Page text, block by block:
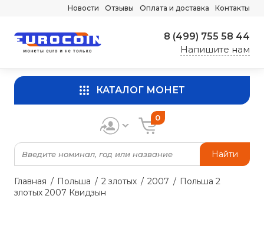
Новости Отзывы Оплата и доставка Контакты
8 (499) 755 58 44
Напишите нам
КАТАЛОГ МОНЕТ
Найти
0
Главная Польша 2 злотых 2007
Польша 2
злотых 2007 Квидзын